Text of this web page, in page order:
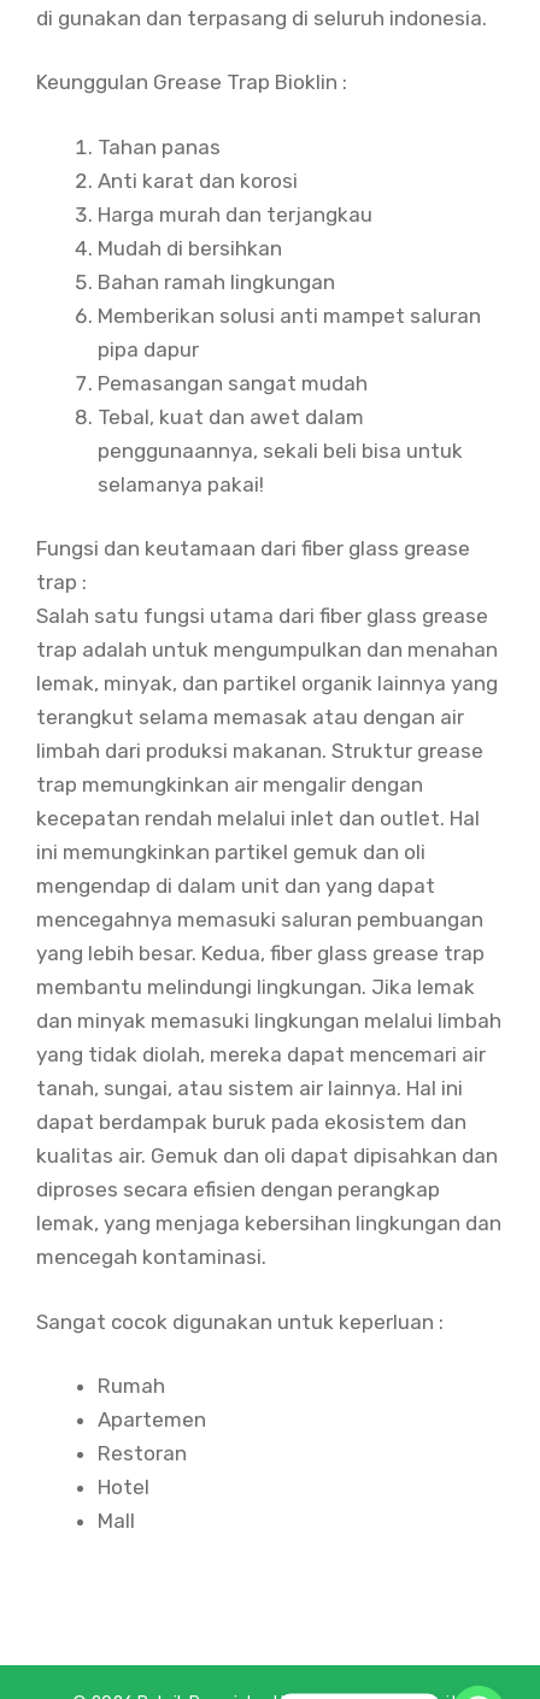
di gunakan dan terpasang di seluruh indonesia.
Keunggulan Grease Trap Bioklin :
Tahan panas
Anti karat dan korosi
Harga murah dan terjangkau
Mudah di bersihkan
Bahan ramah lingkungan
Memberikan solusi anti mampet saluran
pipa dapur
Pemasangan sangat mudah
Tebal, kuat dan awet dalam
penggunaannya, sekali beli bisa untuk
selamanya pakai!
Fungsi dan keutamaan dari fiber glass grease
trap :
Salah satu fungsi utama dari fiber glass grease
trap adalah untuk mengumpulkan dan menahan
lemak, minyak, dan partikel organik lainnya yang
terangkut selama memasak atau dengan air
limbah dari produksi makanan. Struktur grease
trap memungkinkan air mengalir dengan
kecepatan rendah melalui inlet dan outlet. Hal
ini memungkinkan partikel gemuk dan oli
mengendap di dalam unit dan yang dapat
mencegahnya memasuki saluran pembuangan
yang lebih besar. Kedua, fiber glass grease trap
membantu melindungi lingkungan. Jika lemak
dan minyak memasuki lingkungan melalui limbah
yang tidak diolah, mereka dapat mencemari air
tanah, sungai, atau sistem air lainnya. Hal ini
dapat berdampak buruk pada ekosistem dan
kualitas air. Gemuk dan oli dapat dipisahkan dan
diproses secara efisien dengan perangkap
lemak, yang menjaga kebersihan lingkungan dan
mencegah kontaminasi.
Sangat cocok digunakan untuk keperluan :
Rumah
Apartemen
Restoran
Hotel
Mall